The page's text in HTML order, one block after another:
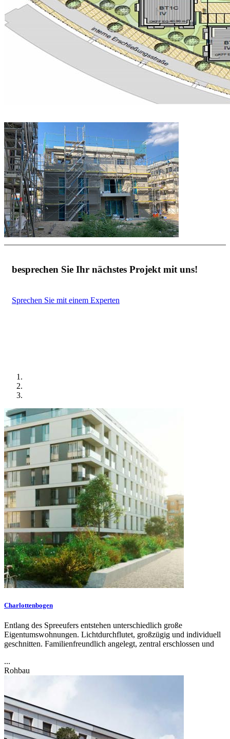
besprechen Sie Ihr nächstes Projekt mit uns!
Sprechen Sie mit einem Experten
Charlottenbogen
Entlang des Spreeufers entstehen unterschiedlich große
Eigentumswohnungen. Lichtdurchflutet, großzügig und individuell
geschnitten. Familienfreundlich angelegt, zentral erschlossen und
...
Rohbau